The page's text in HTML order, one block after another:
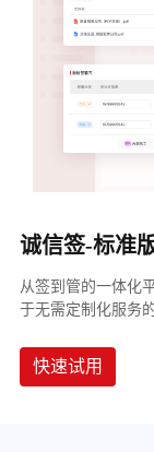
诚信签-标准
从签到管的一体化
于无需定制化服务
快速试用